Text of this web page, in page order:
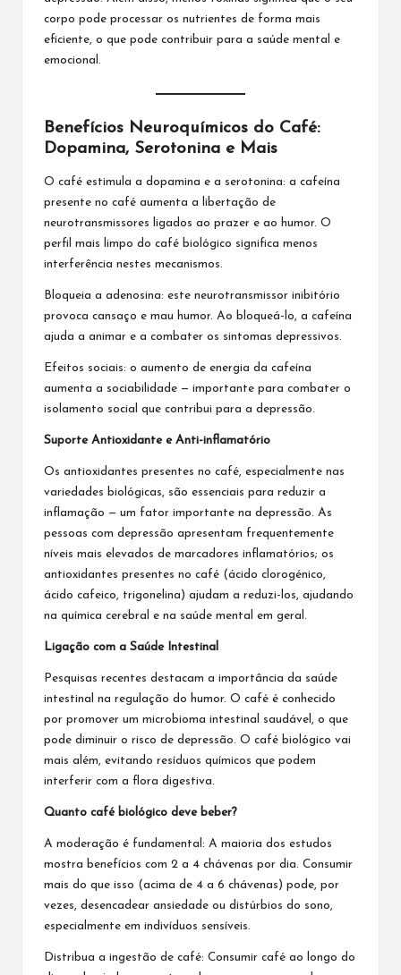
corpo pode processar os nutrientes de forma mais
eficiente, o que pode contribuir para a saúde mental e
emocional.
Benefícios Neuroquímicos do Café:
Dopamina, Serotonina e Mais
O café estimula a dopamina e a serotonina: a cafeína
presente no café aumenta a libertação de
neurotransmissores ligados ao prazer e ao humor. O
perfil mais limpo do café biológico significa menos
interferência nestes mecanismos.
Bloqueia a adenosina: este neurotransmissor inibitório
provoca cansaço e mau humor. Ao bloqueá-lo, a cafeína
ajuda a animar e a combater os sintomas depressivos.
Efeitos sociais: o aumento de energia da cafeína
aumenta a sociabilidade — importante para combater o
isolamento social que contribui para a depressão.
Suporte Antioxidante e Anti-inflamatório
Os antioxidantes presentes no café, especialmente nas
variedades biológicas, são essenciais para reduzir a
inflamação — um fator importante na depressão. As
pessoas com depressão apresentam frequentemente
níveis mais elevados de marcadores inflamatórios; os
antioxidantes presentes no café (ácido clorogénico,
ácido cafeico, trigonelina) ajudam a reduzi-los, ajudando
na química cerebral e na saúde mental em geral.
Ligação com a Saúde Intestinal
Pesquisas recentes destacam a importância da saúde
intestinal na regulação do humor. O café é conhecido
por promover um microbioma intestinal saudável, o que
pode diminuir o risco de depressão. O café biológico vai
mais além, evitando resíduos químicos que podem
interferir com a flora digestiva.
Quanto café biológico deve beber?
A moderação é fundamental: A maioria dos estudos
mostra benefícios com 2 a 4 chávenas por dia. Consumir
mais do que isso (acima de 4 a 6 chávenas) pode, por
vezes, desencadear ansiedade ou distúrbios do sono,
especialmente em indivíduos sensíveis.
Distribua a ingestão de café: Consumir café ao longo do